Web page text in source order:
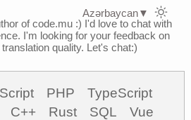
of code.mu :) I'd love to chat with
I'm looking for your feedback on
quality. Let's chat:)
PHP
TypeScript
C++ Rust SQL
Vue
Azərbaycan▼